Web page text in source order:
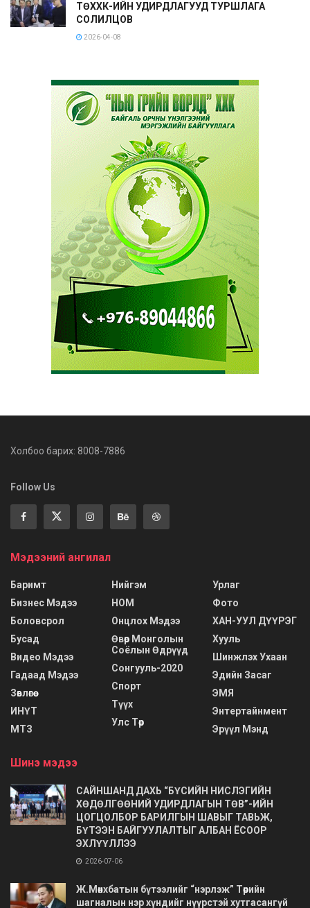
ТӨХХК-ИЙН УДИРДЛАГУУД ТУРШЛАГА
СОЛИЛЦОВ
2026-04-08
Холбоо барих: 8008-7886
Follow Us
Мэдээний ангилал
Баримт
Бизнес Мэдээ
Боловсрол
Бусад
Видео Мэдээ
Гадаад Мэдээ
Зөвлөгөө
ИНҮТ
МТЗ
Нийгэм
НОМ
Онцлох Мэдээ
Өвөр Монголын
Соёлын Өдрүүд
Сонгууль-2020
Спорт
Түүх
Улс Төр
Урлаг
Фото
ХАН-УУЛ ДҮҮРЭГ
Хууль
Шинжлэх Ухаан
Эдийн Засаг
ЭМЯ
Энтертайнмент
Эрүүл Мэнд
Шинэ мэдээ
САЙНШАНД ДАХЬ “БҮСИЙН НИСЛЭГИЙН
ХӨДӨЛГӨӨНИЙ УДИРДЛАГЫН ТӨВ”-ИЙН
ЦОГЦОЛБОР БАРИЛГЫН ШАВЫГ ТАВЬЖ,
БҮТЭЭН БАЙГУУЛАЛТЫГ АЛБАН ЁСООР
ЭХЛҮҮЛЛЭЭ
2026-07-06
Ж.Мөнхбатын бүтээлийг “нэрлэж” Төрийн
шагналын нэр хүндийг нүүрстэй хутгасангүй